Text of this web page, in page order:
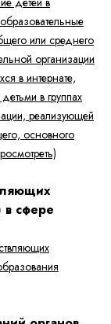
или среднего
организации
в интернате,
в группах
реализующей
основного
в сфере